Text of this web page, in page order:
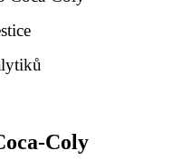
Coly